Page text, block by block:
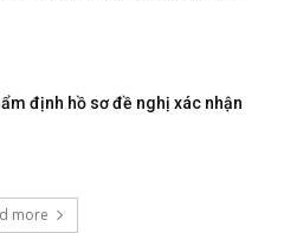
định hồ sơ đề nghị xác nhận
more